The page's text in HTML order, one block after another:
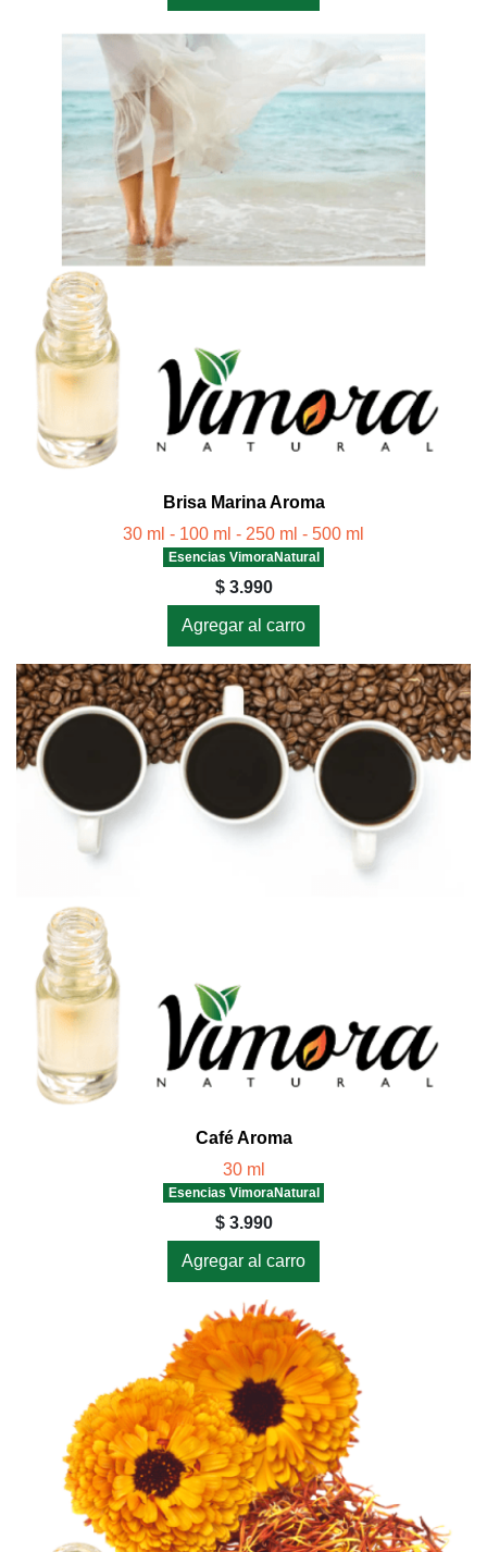
Brisa Marina Aroma
30 ml - 100 ml - 250 ml - 500 ml
Esencias VimoraNatural
$ 3.990
Agregar al carro
Café Aroma
30 ml
Esencias VimoraNatural
$ 3.990
Agregar al carro